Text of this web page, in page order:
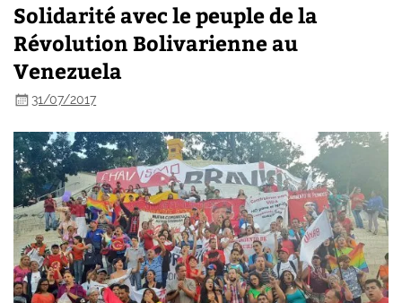
Solidarité avec le peuple de la
Révolution Bolivarienne au
Venezuela
31/07/2017